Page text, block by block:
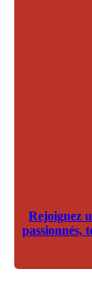
Rejoignez
passionnés,